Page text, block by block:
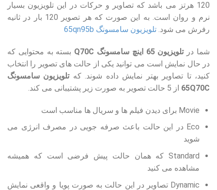
120 هرتز می باشد که تصاویر و حرکات در این تلویزیون بسیار
نرم و روان است. به این صورت که هر تصویر 120 بار در ثانیه
رفرش می شود. تلویزیون سامسونگ 65qn95b
شما درتلویزیون 65 اینچ سامسونگ Q70C
بسته به محتوایی که
در حال نمایش است می توانید یکی از حالت های تصویر را انتخاب
کنید، تا تصاویر بهتر نمایش داده شوند. کهتلویزیون سامسونگ
65Q70C از 5 حالت تصویر به صورت زیر پشتیبانی می کند.
Movie برای دیدن فیلم ها و سریال ها مناسب است
Eco در این حالت باعث صرفه جویی در مصرف انرژی می
شوید
Standard که همان حالت پیش فرضی است که همیشه
مشاهده می کنید
Dynamic تصاویر در این حالت به صورت پویا و واقعی نمایش